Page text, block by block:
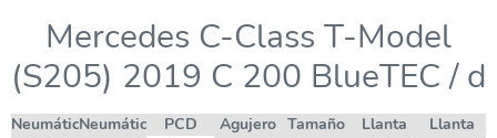
Mercedes C-Class T-Model
(S205) 2019 C 200 BlueTEC / d
NeumáticoNeumático
PCD
Agujero Tamaño
Llanta
Llanta